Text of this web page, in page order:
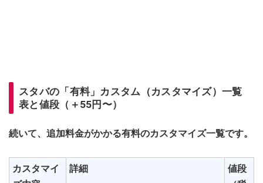
スタバの「有料」カスタム（カスタマイズ）一覧
表と値段（＋55円〜）
続いて、追加料金がかかる有料のカスタマイズ一覧です。
カスタマイ
詳細
値段